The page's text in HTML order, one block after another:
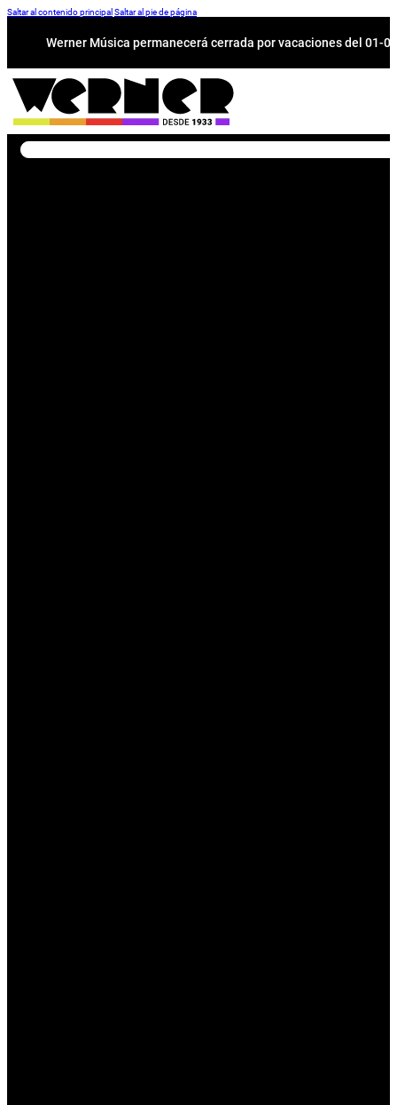
Saltar al contenido principal Saltar al pie de página
Werner Música permanecerá cerrada por vacaciones del 01-
Buscar